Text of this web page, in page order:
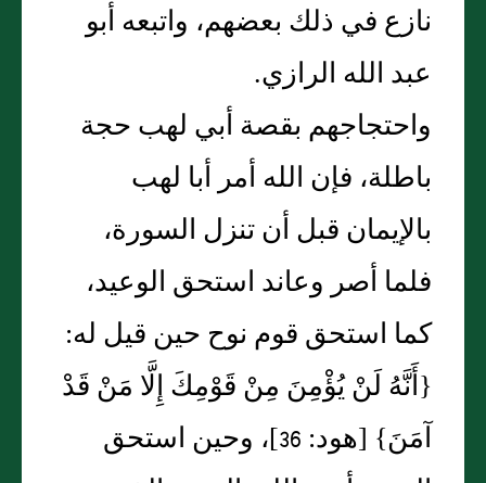
نازع في ذلك بعضهم، واتبعه أبو
عبد الله الرازي‏.‏
واحتجاجهم بقصة أبي لهب حجة
باطلة، فإن الله أمر أبا لهب
بالإيمان قبل أن تنزل السورة،
فلما أصر وعاند استحق الوعيد،
كما استحق قوم نوح حين قيل له‏:‏
‏{‏أَنَّهُ لَنْ يُؤْمِنَ مِنْ قَوْمِكَ إِلَّا مَنْ قَدْ
آمَنَ‏}‏ ‏[‏هود‏:‏ 36‏]‏، وحين استحق